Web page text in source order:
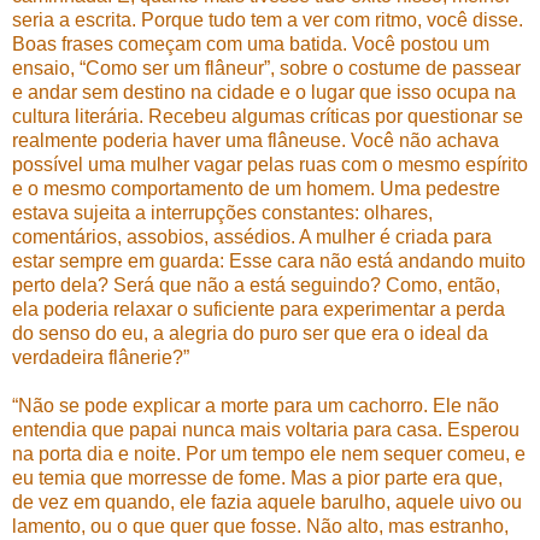
seria a escrita. Porque tudo tem a ver com ritmo, você disse.
Boas frases começam com uma batida. Você postou um
ensaio, “Como ser um flâneur”, sobre o costume de passear
e andar sem destino na cidade e o lugar que isso ocupa na
cultura literária. Recebeu algumas críticas por questionar se
realmente poderia haver uma flâneuse. Você não achava
possível uma mulher vagar pelas ruas com o mesmo espírito
e o mesmo comportamento de um homem. Uma pedestre
estava sujeita a interrupções constantes: olhares,
comentários, assobios, assédios. A mulher é criada para
estar sempre em guarda: Esse cara não está andando muito
perto dela? Será que não a está seguindo? Como, então,
ela poderia relaxar o suficiente para experimentar a perda
do senso do eu, a alegria do puro ser que era o ideal da
verdadeira flânerie?”
“Não se pode explicar a morte para um cachorro. Ele não
entendia que papai nunca mais voltaria para casa. Esperou
na porta dia e noite. Por um tempo ele nem sequer comeu, e
eu temia que morresse de fome. Mas a pior parte era que,
de vez em quando, ele fazia aquele barulho, aquele uivo ou
lamento, ou o que quer que fosse. Não alto, mas estranho,